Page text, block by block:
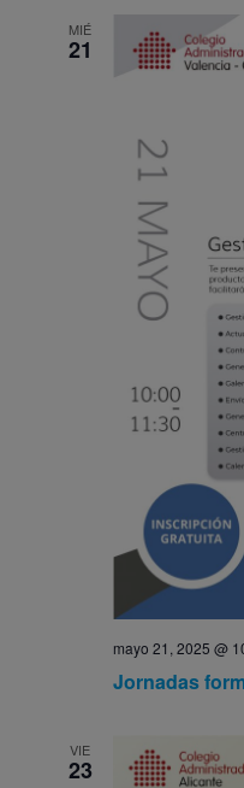
MIÉ
21
mayo 21, 2025 @
Jornadas
VIE
23